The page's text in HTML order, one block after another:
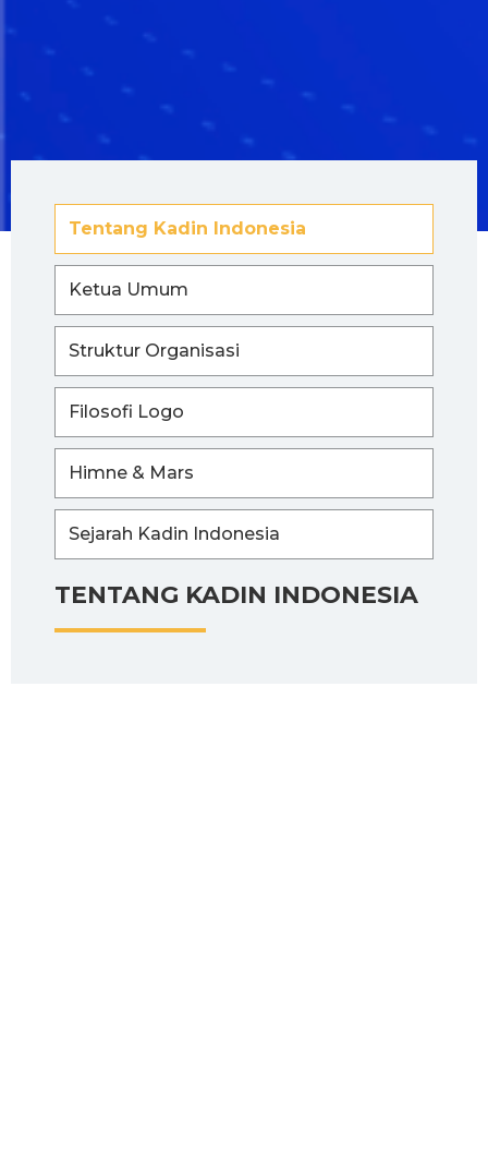
TENTANG KADIN INDONESIA
Tentang Kadin Indonesia
Ketua Umum
Struktur Organisasi
Filosofi Logo
Himne & Mars
Sejarah Kadin Indonesia